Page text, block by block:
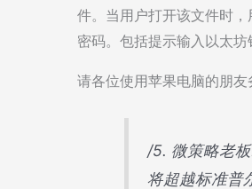
件。当用户打开该文件时
密码。包括提示输入以太
请各位使用苹果电脑的朋友
/5. 微策略老
将超越标准普